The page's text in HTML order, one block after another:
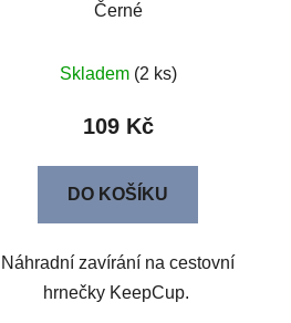
Černé
Skladem (2 ks)
109 Kč
DO KOŠÍKU
Náhradní zavírání na cestovní
hrnečky KeepCup.